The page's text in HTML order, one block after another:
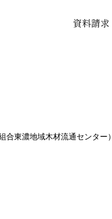
資料請求
合東濃地域木材流通センター）